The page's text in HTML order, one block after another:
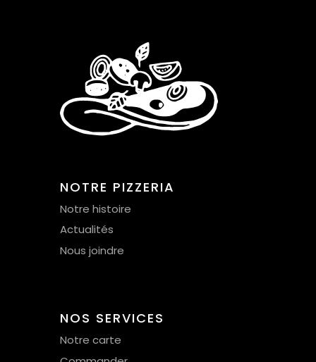
NOTRE PIZZERIA
Notre histoire
Actualités
Nous joindre
NOS SERVICES
Notre carte